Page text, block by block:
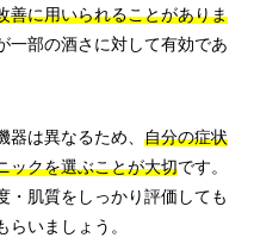
善に用いられることがありま
一部の酒さに対して有効であ
は異なるため、 自分の症状
ックを選ぶことが大切です。
・肌質をしっかり評価しても
いましょう。